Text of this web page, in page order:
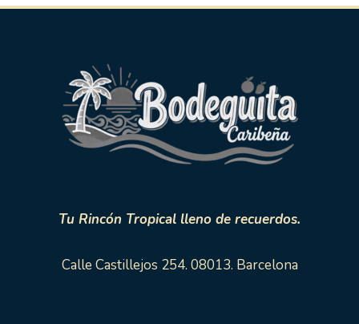
Tu Rincón Tropical lleno de recuerdos.
Calle Castillejos 254. 08013. Barcelona